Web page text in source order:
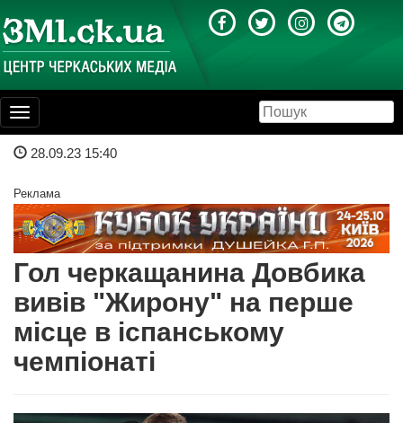
Toggle
navigation
28.09.23 15:40
Реклама
Гол черкащанина Довбика
вивів "Жирону" на перше
місце в іспанському
чемпіонаті